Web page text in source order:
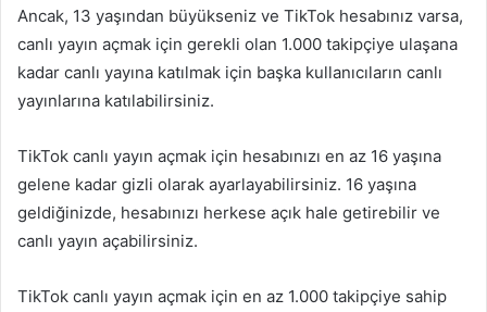
Ancak, 13 yaşından büyükseniz ve TikTok hesabınız varsa,
canlı yayın açmak için gerekli olan 1.000 takipçiye ulaşana
kadar canlı yayına katılmak için başka kullanıcıların canlı
yayınlarına katılabilirsiniz.
TikTok canlı yayın açmak için hesabınızı en az 16 yaşına
gelene kadar gizli olarak ayarlayabilirsiniz. 16 yaşına
geldiğinizde, hesabınızı herkese açık hale getirebilir ve
canlı yayın açabilirsiniz.
TikTok canlı yayın açmak için en az 1.000 takipçiye sahip